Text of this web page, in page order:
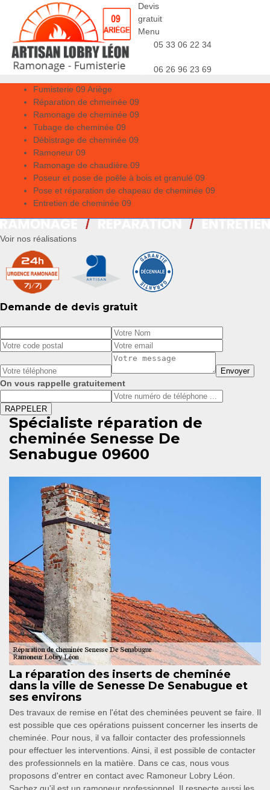
Devis
gratuit
Menu
05 33 06 22 34
06 26 96 23 69
Fumisterie 09 Ariège
Réparation de chmeinée 09
Ramonage de cheminée 09
Tubage de cheminée 09
Débistrage de cheminée 09
Ramoneur 09
Ramonage de chaudière 09
Poseur et pose de poêle à bois et granulé 09
Pose et réparation de chapeau de cheminée 09
Entretien de cheminée 09
Voir nos réalisations
Demande de devis gratuit
On vous rappelle gratuitement
Spécialiste réparation de
cheminée Senesse De
Senabugue 09600
La réparation des inserts de cheminée
dans la ville de Senesse De Senabugue et
ses environs
Des travaux de remise en l'état des cheminées peuvent se faire. Il
est possible que ces opérations puissent concerner les inserts de
cheminée. Pour nous, il va falloir contacter des professionnels
pour effectuer les interventions. Ainsi, il est possible de contacter
des professionnels en la matière. Dans ce cas, nous vous
proposons d'entrer en contact avec Ramoneur Lobry Léon.